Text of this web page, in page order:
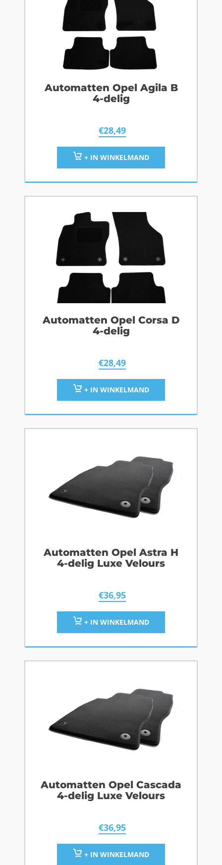
Automatten Opel Agila B
4-delig
€28,49
+ IN WINKELMAND
Automatten Opel Corsa D
4-delig
€28,49
+ IN WINKELMAND
Automatten Opel Astra H
4-delig Luxe Velours
€36,95
+ IN WINKELMAND
Automatten Opel Cascada
4-delig Luxe Velours
€36,95
+ IN WINKELMAND